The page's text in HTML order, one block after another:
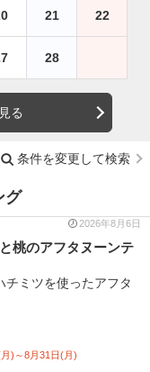
21 22
28
る
条件を変更して検索
グ
2026年8月6日
桃のアフタヌーンテ
チミツを使ったアフタ
)～8月31日(月)